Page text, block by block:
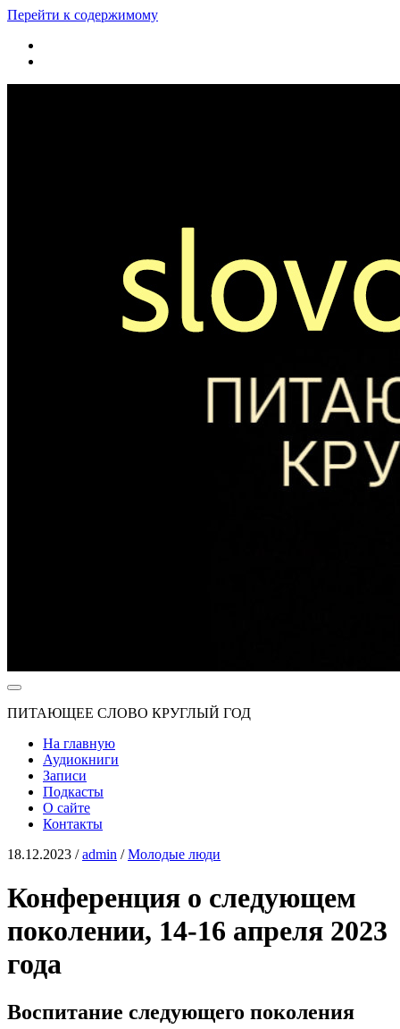
Перейти к содержимому
ПИТАЮЩЕЕ СЛОВО КРУГЛЫЙ ГОД
На главную
Аудиокниги
Записи
Подкасты
О сайте
Контакты
18.12.2023 /admin /Молодые люди
Конференция о следующем
поколении, 14-16 апреля 2023
года
Воспитание следующего поколения